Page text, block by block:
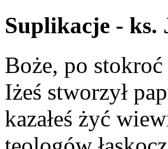
Suplikacje - ks.
Boże, po
Iżeś stworzył
kazałeś żyć